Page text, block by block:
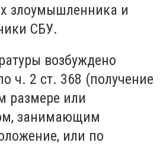
злоумышленника и
СБУ.
возбуждено
ч. 2 ст. 368 (получение
размере или
занимающим
или по